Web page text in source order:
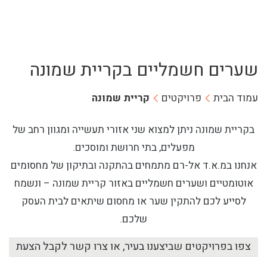
שערים חשמליים בקריית שמונה
עמוד הבית פרויקטים קריית שמונה
בקריית שמונה ניתן למצוא שני אזורי תעשייה ומגוון רחב של
מפעלים, בתי חרושת ומוסכים.
אנחנו במ.א.ד אל-רם מתמחים בהתקנה ובתיקון של מחסומים
אוטומטיים ושערים חשמליים באזור קריית שמונה – ונשמח
לסייע לכם להתקין שער או מחסום שיתאים לבית העסק
שלכם.
צפו בפרויקטים שביצענו בעיר, או צרו קשר לקבל הצעת